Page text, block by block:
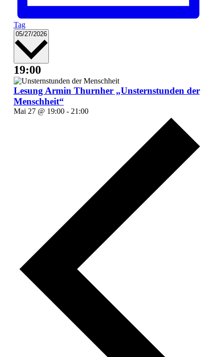
Tag
05/27/2026 Datum
19:00
Lesung Armin Thurnher „Unsternstunden der
Menschheit“
Mai 27 @ 19:00- 21:00